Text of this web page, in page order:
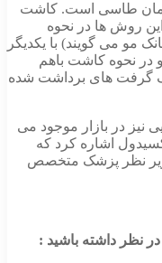
طاسی است. کاشت
روش ها در نحوه
مو می گویند) با یکدیگر
نحوه کاشت باهم
گرفت های برداشت شده
نیز در بازار موجود می
اشاره کرد که
زیر نظر پزشک متخصص
نظر داشته باشید :